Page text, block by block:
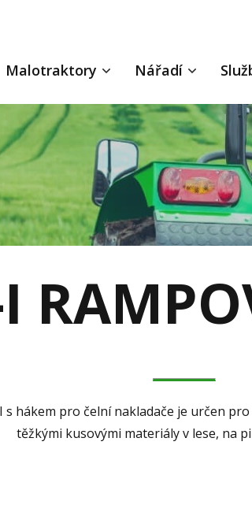
Malotraktory Nářadí
s hákem pro čelní nakladače je určen
těžkými kusovými materiály v lese, na